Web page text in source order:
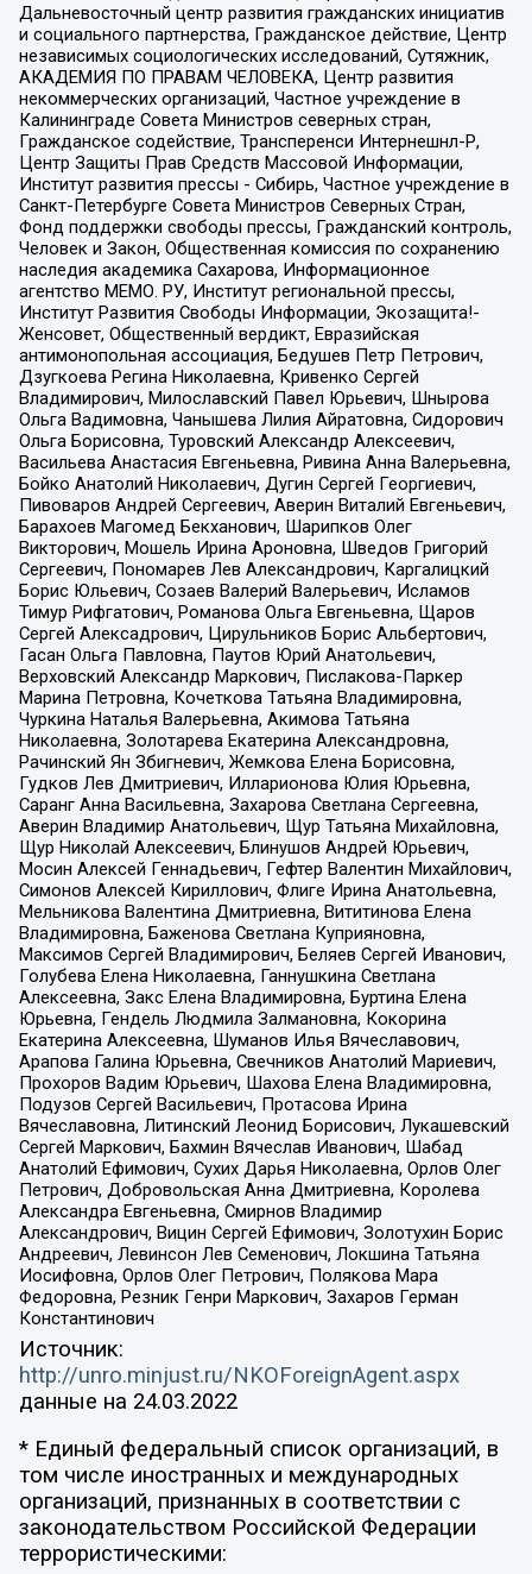
Дальневосточный центр развития гражданских инициатив
и социального партнерства, Гражданское действие, Центр
независимых социологических исследований, Сутяжник,
АКАДЕМИЯ ПО ПРАВАМ ЧЕЛОВЕКА, Центр развития
некоммерческих организаций, Частное учреждение в
Калининграде Совета Министров северных стран,
Гражданское содействие, Трансперенси Интернешнл-Р,
Центр Защиты Прав Средств Массовой Информации,
Институт развития прессы - Сибирь, Частное учреждение в
Санкт-Петербурге Совета Министров Северных Стран,
Фонд поддержки свободы прессы, Гражданский контроль,
Человек и Закон, Общественная комиссия по сохранению
наследия академика Сахарова, Информационное
агентство МЕМО. РУ, Институт региональной прессы,
Институт Развития Свободы Информации, Экозащита!-
Женсовет, Общественный вердикт, Евразийская
антимонопольная ассоциация, Бедушев Петр Петрович,
Дзугкоева Регина Николаевна, Кривенко Сергей
Владимирович, Милославский Павел Юрьевич, Шнырова
Ольга Вадимовна, Чанышева Лилия Айратовна, Сидорович
Ольга Борисовна, Туровский Александр Алексеевич,
Васильева Анастасия Евгеньевна, Ривина Анна Валерьевна,
Бойко Анатолий Николаевич, Дугин Сергей Георгиевич,
Пивоваров Андрей Сергеевич, Аверин Виталий Евгеньевич,
Барахоев Магомед Бекханович, Шарипков Олег
Викторович, Мошель Ирина Ароновна, Шведов Григорий
Сергеевич, Пономарев Лев Александрович, Каргалицкий
Борис Юльевич, Созаев Валерий Валерьевич, Исламов
Тимур Рифгатович, Романова Ольга Евгеньевна, Щаров
Сергей Алексадрович, Цирульников Борис Альбертович,
Гасан Ольга Павловна, Паутов Юрий Анатольевич,
Верховский Александр Маркович, Пислакова-Паркер
Марина Петровна, Кочеткова Татьяна Владимировна,
Чуркина Наталья Валерьевна, Акимова Татьяна
Николаевна, Золотарева Екатерина Александровна,
Рачинский Ян Збигневич, Жемкова Елена Борисовна,
Гудков Лев Дмитриевич, Илларионова Юлия Юрьевна,
Саранг Анна Васильевна, Захарова Светлана Сергеевна,
Аверин Владимир Анатольевич, Щур Татьяна Михайловна,
Щур Николай Алексеевич, Блинушов Андрей Юрьевич,
Мосин Алексей Геннадьевич, Гефтер Валентин Михайлович,
Симонов Алексей Кириллович, Флиге Ирина Анатольевна,
Мельникова Валентина Дмитриевна, Вититинова Елена
Владимировна, Баженова Светлана Куприяновна,
Максимов Сергей Владимирович, Беляев Сергей Иванович,
Голубева Елена Николаевна, Ганнушкина Светлана
Алексеевна, Закс Елена Владимировна, Буртина Елена
Юрьевна, Гендель Людмила Залмановна, Кокорина
Екатерина Алексеевна, Шуманов Илья Вячеславович,
Арапова Галина Юрьевна, Свечников Анатолий Мариевич,
Прохоров Вадим Юрьевич, Шахова Елена Владимировна,
Подузов Сергей Васильевич, Протасова Ирина
Вячеславовна, Литинский Леонид Борисович, Лукашевский
Сергей Маркович, Бахмин Вячеслав Иванович, Шабад
Анатолий Ефимович, Сухих Дарья Николаевна, Орлов Олег
Петрович, Добровольская Анна Дмитриевна, Королева
Александра Евгеньевна, Смирнов Владимир
Александрович, Вицин Сергей Ефимович, Золотухин Борис
Андреевич, Левинсон Лев Семенович, Локшина Татьяна
Иосифовна, Орлов Олег Петрович, Полякова Мара
Федоровна, Резник Генри Маркович, Захаров Герман
Константинович
Источник:
http://unro.minjust.ru/NKOForeignAgent.aspx
данные на 24.03.2022
* Единый федеральный список организаций, в
том числе иностранных и международных
организаций, признанных в соответствии с
законодательством Российской Федерации
террористическими: